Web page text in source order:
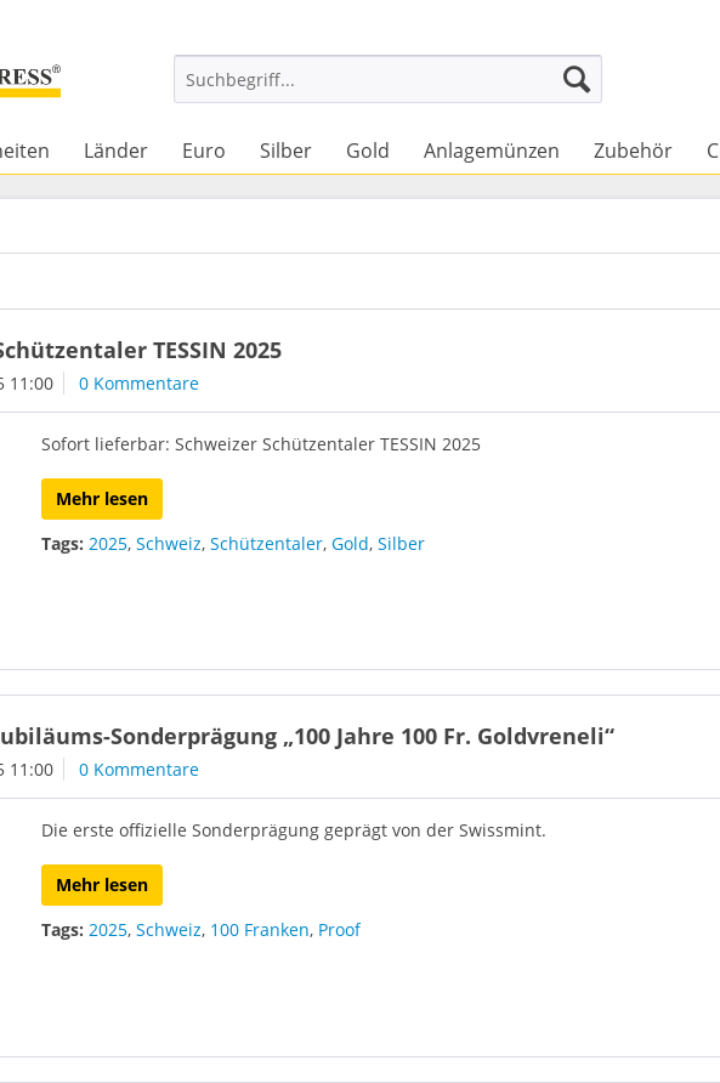
Länder Euro Silber Gold Anlagemünzen Zubehör
TESSIN 2025
11:00 0 Kommentare
Sofort lieferbar: Schweizer Schützentaler TESSIN 2025
Mehr lesen
Tags: 2025,Schweiz,Schützentaler,Gold,Silber
Sonderprägung „100 Jahre 100 Fr. Goldvreneli“
11:00 0 Kommentare
Die erste offizielle Sonderprägung geprägt von der Swissmint.
Mehr lesen
Tags: 2025,Schweiz, 100 Franken, Proof